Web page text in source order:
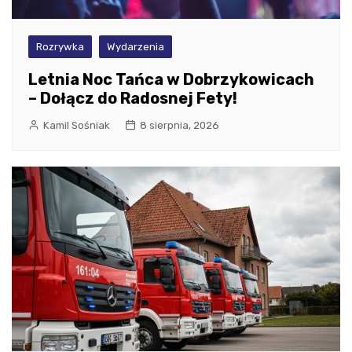
Rozrywka Wydarzenia
Letnia Noc Tańca w Dobrzykowicach
– Dołącz do Radosnej Fety!
Kamil Sośniak 8 sierpnia, 2026